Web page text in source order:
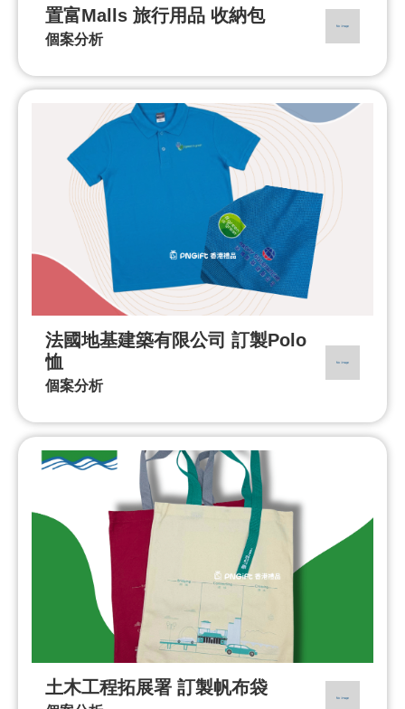
置富Malls 旅行用品 收納包
個案分析
法國地基建築有限公司 訂製Polo
恤
個案分析
土木工程拓展署 訂製帆布袋